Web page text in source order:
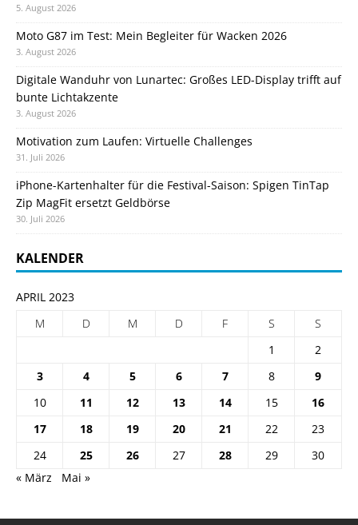
5. August 2026
Moto G87 im Test: Mein Begleiter für Wacken 2026
3. August 2026
Digitale Wanduhr von Lunartec: Großes LED-Display trifft auf
bunte Lichtakzente
3. August 2026
Motivation zum Laufen: Virtuelle Challenges
31. Juli 2026
iPhone-Kartenhalter für die Festival-Saison: Spigen TinTap
Zip MagFit ersetzt Geldbörse
30. Juli 2026
KALENDER
APRIL 2023
M
D M D F S
S
1
2
3
4 5 6 7 8
9
10
11 12 13 14 15
16
17
18 19 20 21 22
23
24
25 26 27 28 29
30
« März
Mai »